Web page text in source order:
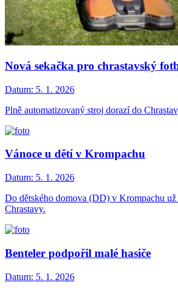
Nová sekačka pro chrastavský
Datum: 5. 1. 2026
Plně automatizovaný stroj dorazí do
Vánoce u dětí v Krompachu
Datum: 5. 1. 2026
Do dětského domova (DD) v Krompachu už
Chrastavy.
Benteler podpořil malé hasiče
Datum: 5. 1. 2026